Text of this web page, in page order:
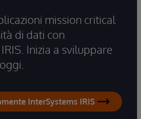
mission critical
di dati con
Inizia a sviluppare
InterSystems IRIS